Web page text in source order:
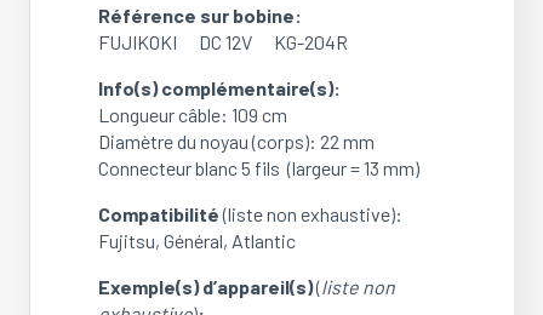
Référence sur bobine:
FUJIKOKI DC 12V KG-204R
Info(s) complémentaire(s):
Longueur câble: 109 cm
Diamètre du noyau (corps): 22 mm
Connecteur blanc 5 fils (largeur = 13 mm)
Compatibilité(liste non exhaustive):
Fujitsu, Général, Atlantic
Exemple(s) d’appareil(s)(liste non